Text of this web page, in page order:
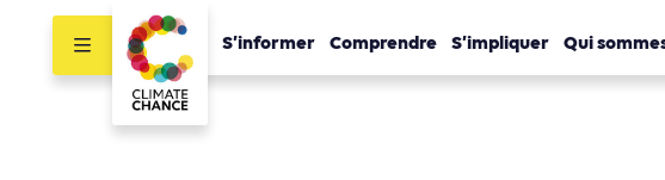
S’informer Comprendre S’impliquer Qui